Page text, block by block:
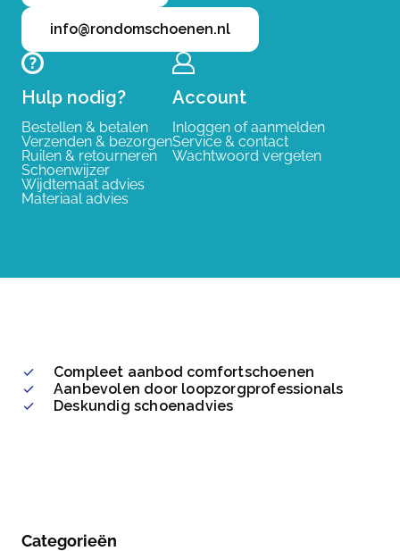
info@rondomschoenen.nl
Hulp nodig?
Bestellen & betalen
Verzenden & bezorgen
Ruilen & retourneren
Schoenwijzer
Wijdtemaat advies
Materiaal advies
Account
Inloggen of aanmelden
Service & contact
Wachtwoord vergeten
Compleet aanbod comfortschoenen
Aanbevolen door loopzorgprofessionals
Deskundig schoenadvies
Categorieën